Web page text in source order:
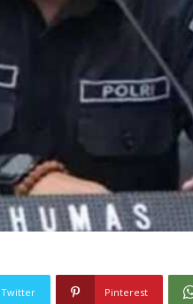
Twitter Pinterest